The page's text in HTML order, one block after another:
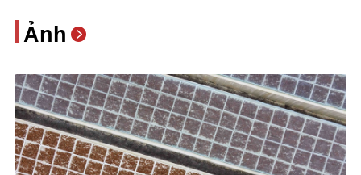
Ảnh